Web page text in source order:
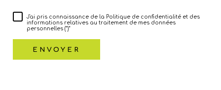
J'ai pris connaissance de la Politique de confidentialité et des
informations relatives au traitement de mes données
personnelles (*)*
ENVOYER